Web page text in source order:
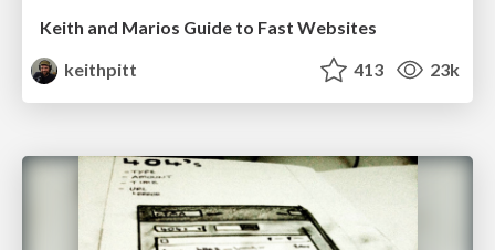
Keith and Marios Guide to Fast Websites
keithpitt
413 23k